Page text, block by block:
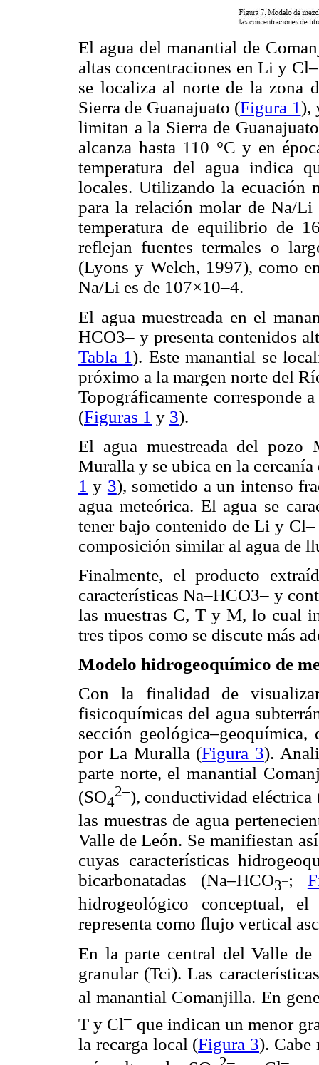
El agua del manantial de
altas concentraciones en Li y
se localiza al norte de la zona
Sierra de Guanajuato (Figura 1),
limitan a la Sierra de
alcanza hasta 110 °C y en
temperatura del agua indica
locales. Utilizando la ecuación
para la relación molar de Na/
temperatura de equilibrio de
reflejan fuentes termales o
(Lyons y Welch, 1997), como
Na/Li es de 107×10–4.
El agua muestreada en el
HCO3– y presenta contenidos
Tabla 1). Este manantial se
próximo a la margen norte del
Topográficamente corresponde
(Figuras 1 y 3).
El agua muestreada del
Muralla y se ubica en la
1 y 3), sometido a un intenso
agua meteórica. El agua se
tener bajo contenido de Li y Cl–
composición similar al agua de
Finalmente, el producto
características Na–HCO3– y
las muestras C, T y M, lo cual
tres tipos como se discute más
Modelo hidrogeoquímico de
Con la finalidad de
fisicoquímicas del agua
sección
por La Muralla (Figura 3).
parte norte, el manantial
(SO4
2–), conductividad
las muestras de agua
Valle de León. Se manifiestan
cuyas características
bicarbonatadas (Na–HCO3–;
hidrogeológico conceptual,
representa como flujo vertical
En la parte central del Valle
granular (Tci). Las
al manantial Comanjilla. En
T y Cl– que indican un menor
la recarga local (Figura 3). Cabe